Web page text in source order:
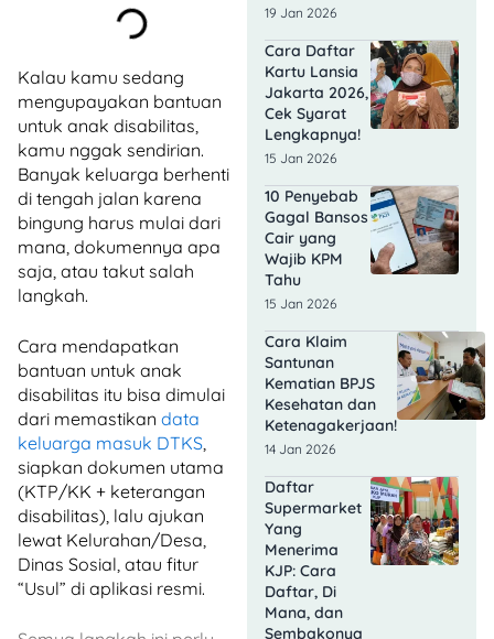
Kalau kamu sedang
mengupayakan bantuan
untuk anak disabilitas,
kamu nggak sendirian.
Banyak keluarga berhenti
di tengah jalan karena
bingung harus mulai dari
mana, dokumennya apa
saja, atau takut salah
langkah.
Cara mendapatkan
bantuan untuk anak
disabilitas itu bisa dimulai
dari memastikan data
keluarga masuk DTKS,
siapkan dokumen utama
(KTP/KK + keterangan
disabilitas), lalu ajukan
lewat Kelurahan/Desa,
Dinas Sosial, atau fitur
“Usul” di aplikasi resmi.
19 Jan 2026
Cara Daftar
Kartu Lansia
Jakarta 2026,
Cek Syarat
Lengkapnya!
15 Jan 2026
10 Penyebab
Gagal Bansos
Cair yang
Wajib KPM
Tahu
15 Jan 2026
Cara Klaim
Santunan
Kematian BPJS
Kesehatan dan
Ketenagakerjaan!
14 Jan 2026
Daftar
Supermarket
Yang
Menerima
KJP: Cara
Daftar, Di
Mana, dan
Sembakonya